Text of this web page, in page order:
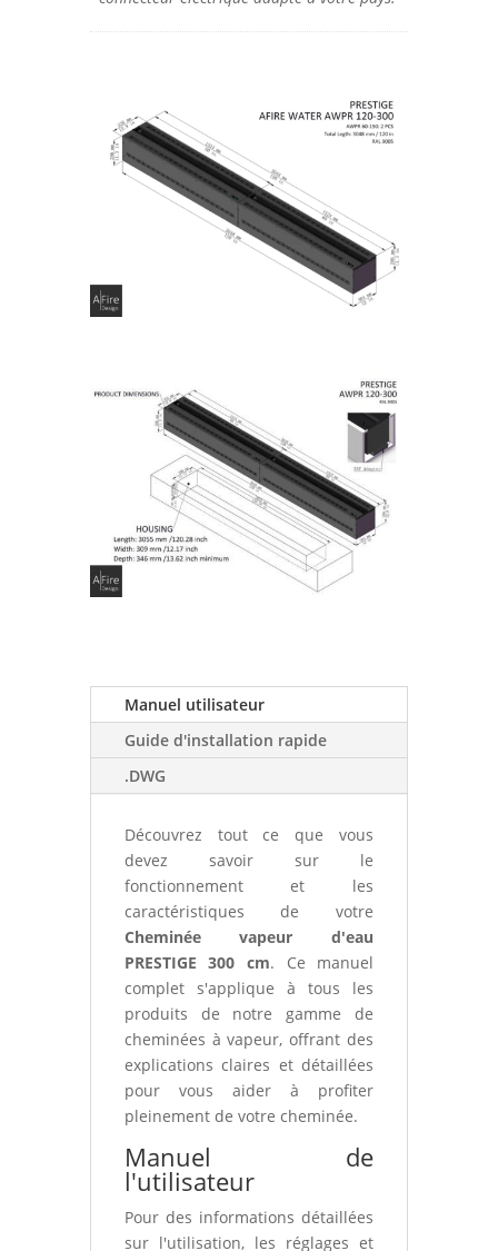
Manuel utilisateur
Guide d'installation rapide
.DWG
Découvrez tout ce que vous
devez savoir sur le
fonctionnement et les
caractéristiques de votre
Cheminée vapeur d'eau
PRESTIGE 300 cm. Ce manuel
complet s'applique à tous les
produits de notre gamme de
cheminées à vapeur, offrant des
explications claires et détaillées
pour vous aider à profiter
pleinement de votre cheminée.
Manuel de
l'utilisateur
Pour des informations détaillées
sur l'utilisation, les réglages et